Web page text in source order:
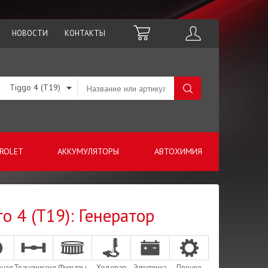
НОВОСТИ КОНТАКТЫ
АККУМУЛЯТОРЫ АВТОХИМИЯ
Tiggo 4 (T19)
4 (T19): Генератор